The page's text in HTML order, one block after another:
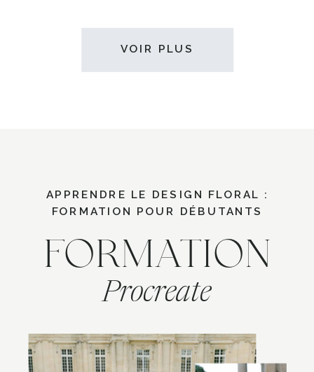
VOIR PLUS
APPRENDRE LE DESIGN FLORAL :
FORMATION POUR DÉBUTANTS
Procreate
FORMATION